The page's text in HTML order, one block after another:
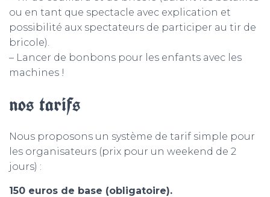
ou en tant que spectacle avec explication et
possibilité aux spectateurs de participer au tir de
bricole).
– Lancer de bonbons pour les enfants avec les
machines !
nos tarifs
Nous proposons un système de tarif simple pour
les organisateurs (prix pour un weekend de 2
jours) :
150 euros de base (obligatoire).